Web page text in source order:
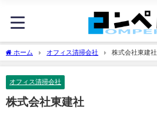
ホーム オフィス清掃会社 株式会社東建社
オフィス清掃会社
株式会社東建社